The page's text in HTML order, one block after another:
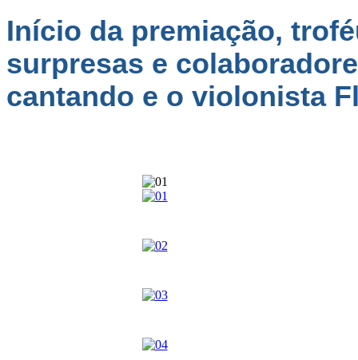
Início da premiação,
surpresas e
cantando e o violonista